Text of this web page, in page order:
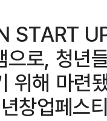
START
로, 청년
위해 마련
창업페스